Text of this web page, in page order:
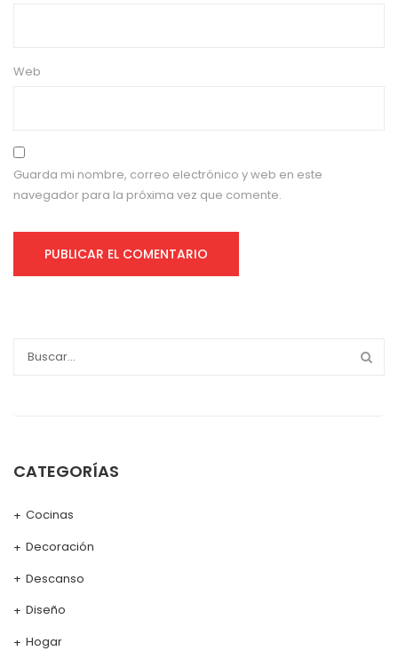
Web
Guarda mi nombre, correo electrónico y web en este
navegador para la próxima vez que comente.
CATEGORÍAS
Cocinas
Decoración
Descanso
Diseño
Hogar